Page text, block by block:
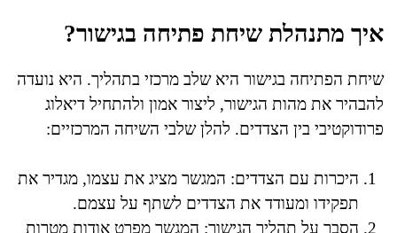
איך מתנהלת שיחת פתיחה בגישור?
שיחת הפתיחה בגישור היא שלב מרכזי בתהליך. היא נועדה
להבהיר את מהות הגישור, ליצור אמון ולהתחיל דיאלוג
פרודוקטיבי בין הצדדים. להלן שלבי השיחה המרכזיים:
היכרות עם הצדדים: המגשר מציג את עצמו, מגדיר את
תפקידו ומעודד את הצדדים לשתף על עצמם.
הסבר על תהליך הגישור: המגשר מפרט אודות מטרות